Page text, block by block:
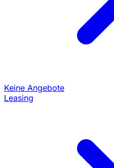
Keine Angebote
Leasing